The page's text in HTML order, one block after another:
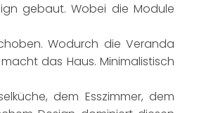
gebaut. Wobei die Module
Wodurch die Veranda
das Haus. Minimalistisch
dem Esszimmer, dem